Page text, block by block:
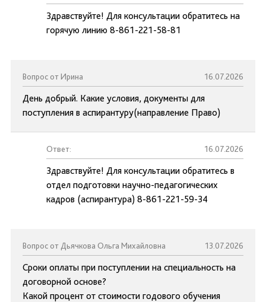
Здравствуйте! Для консультации обратитесь на
горячую линию 8-861-221-58-81
Вопрос от Ирина 16.07.2026
День добрый. Какие условия, документы для
поступления в аспирантуру(направление Право)
Ответ: 16.07.2026
Здравствуйте! Для консультации обратитесь в
отдел подготовки научно-педагогических
кадров (аспирантура) 8-861-221-59-34
Вопрос от Дьячкова Ольга Михайловна 13.07.2026
Сроки оплаты при поступлении на специальность на
договорной основе?
Какой процент от стоимости годового обучения